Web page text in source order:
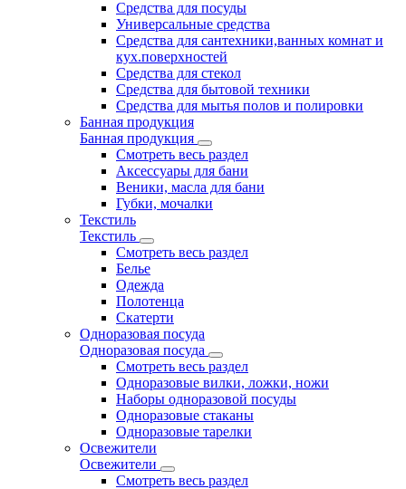
Средства для посуды
Универсальные средства
Средства для сантехники,ванных комнат и
кух.поверхностей
Средства для стекол
Средства для бытовой техники
Средства для мытья полов и полировки
Банная продукция
Банная продукция
Смотреть весь раздел
Аксессуары для бани
Веники, масла для бани
Губки, мочалки
Текстиль
Текстиль
Смотреть весь раздел
Белье
Одежда
Полотенца
Скатерти
Одноразовая посуда
Одноразовая посуда
Смотреть весь раздел
Одноразовые вилки, ложки, ножи
Наборы одноразовой посуды
Одноразовые стаканы
Одноразовые тарелки
Освежители
Освежители
Смотреть весь раздел